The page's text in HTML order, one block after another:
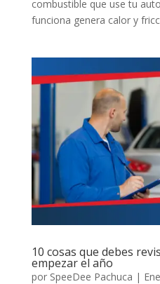
combustible que use tu
funciona genera calor y
10 cosas que debes
empezar el año
por SpeeDee Pachuca |